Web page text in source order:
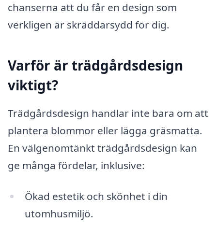
chanserna att du får en design som
verkligen är skräddarsydd för dig.
Varför är trädgårdsdesign
viktigt?
Trädgårdsdesign handlar inte bara om att
plantera blommor eller lägga gräsmatta.
En välgenomtänkt trädgårdsdesign kan
ge många fördelar, inklusive:
Ökad estetik och skönhet i din
utomhusmiljö.